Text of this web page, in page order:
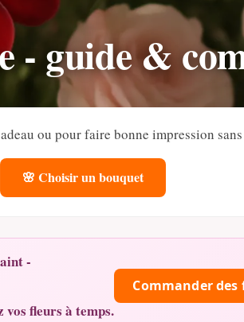
- guide &
ou pour faire bonne impression
🌸 Choisir un bouquet
-
vos fleurs à temps.
Commander des